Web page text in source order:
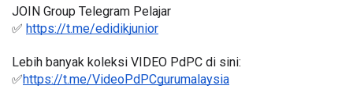
JOIN Group Telegram Pelajar
✅ https://t.me/edidikjunior
Lebih banyak koleksi VIDEO PdPC di sini:
✅https://t.me/VideoPdPCgurumalaysia